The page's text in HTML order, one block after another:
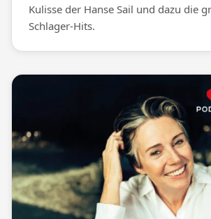
Kulisse der Hanse Sail und dazu die
Schlager-Hits.